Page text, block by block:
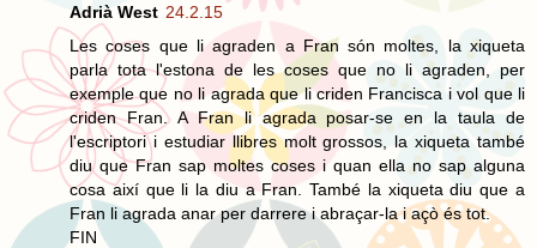
Adrià West 24.2.15
Les coses que li agraden a Fran són moltes, la xiqueta
parla tota l'estona de les coses que no li agraden, per
exemple que no li agrada que li criden Francisca i vol que li
criden Fran. A Fran li agrada posar-se en la taula de
l'escriptori i estudiar llibres molt grossos, la xiqueta també
diu que Fran sap moltes coses i quan ella no sap alguna
cosa així que li la diu a Fran. També la xiqueta diu que a
Fran li agrada anar per darrere i abraçar-la i açò és tot.
FIN